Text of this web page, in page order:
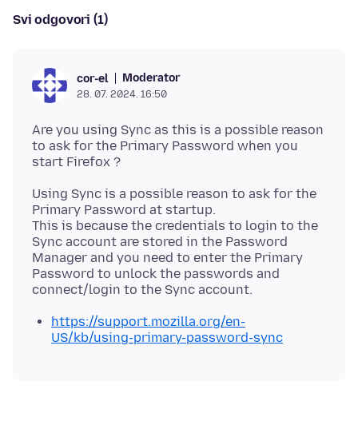
Svi odgovori (1)
cor-el Moderator
28. 07. 2024. 16:50
Are you using Sync as this is a possible reason
to ask for the Primary Password when you
Using Sync is a possible reason to ask for the
Primary Password at startup.
This is because the credentials to login to the
Sync account are stored in the Password
Manager and you need to enter the Primary
Password to unlock the passwords and
https://support.mozilla.org/en-
US/kb/using-primary-password-sync